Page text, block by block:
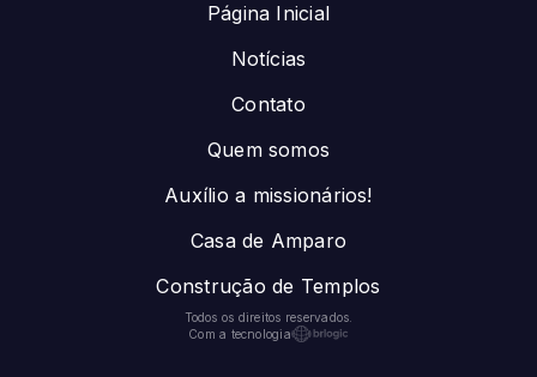
Página Inicial
Notícias
Contato
Quem somos
Auxílio a missionários!
Casa de Amparo
Construção de Templos
Todos os direitos reservados.
Com a tecnologia